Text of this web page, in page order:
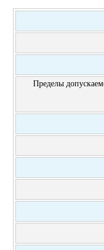
Пределы